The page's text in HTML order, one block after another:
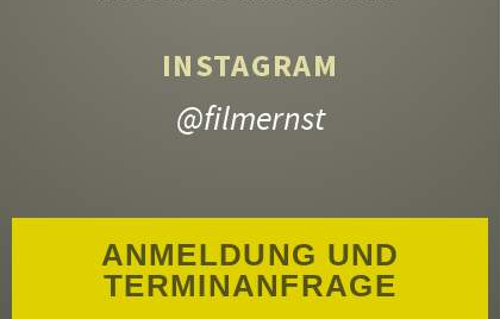
INSTAGRAM
@filmernst
ANMELDUNG UND
TERMINANFRAGE